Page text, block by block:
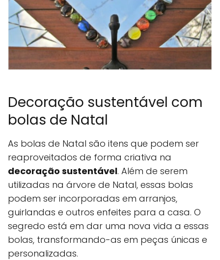
Decoração sustentável com
bolas de Natal
As bolas de Natal são itens que podem ser
reaproveitados de forma criativa na
decoração sustentável. Além de serem
utilizadas na árvore de Natal, essas bolas
podem ser incorporadas em arranjos,
guirlandas e outros enfeites para a casa. O
segredo está em dar uma nova vida a essas
bolas, transformando-as em peças únicas e
personalizadas.